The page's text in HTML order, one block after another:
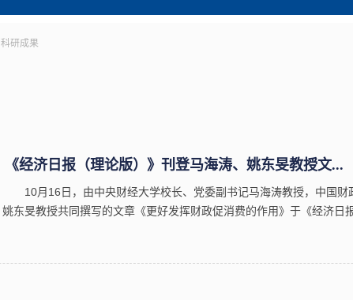
科研成果
《经济日报（理论版）》刊登马海涛、姚东旻教授文...
10月16日，由中央财经大学校长、党委副书记马海涛教授，中国
姚东旻教授共同撰写的文章《更好发挥财政促消费的作用》于《经济日